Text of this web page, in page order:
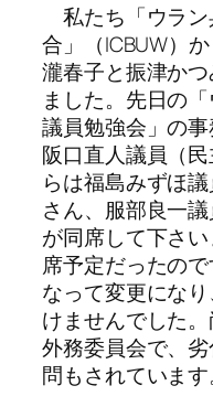
私たち「ウラン
合」（ICBUW）
瀧春子と振津か
ました。先日の
議員勉強会」の
阪口直人議員（
らは福島みずほ
さん、服部良一
が同席して下さ
席予定だったの
なって変更にな
けませんでした
外務委員会で、
問もされています